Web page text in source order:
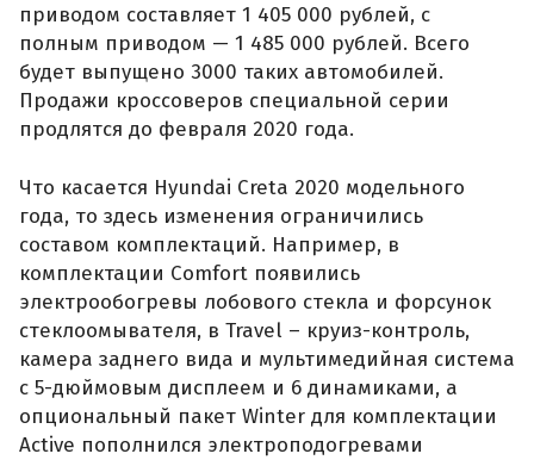
приводом составляет 1 405 000 рублей, с
полным приводом — 1 485 000 рублей. Всего
будет выпущено 3000 таких автомобилей.
Продажи кроссоверов специальной серии
продлятся до февраля 2020 года.
Что касается Hyundai Creta 2020 модельного
года, то здесь изменения ограничились
составом комплектаций. Например, в
комплектации Comfort появились
электрообогревы лобового стекла и форсунок
стеклоомывателя, в Travel – круиз-контроль,
камера заднего вида и мультимедийная система
с 5-дюймовым дисплеем и 6 динамиками, а
опциональный пакет Winter для комплектации
Active пополнился электроподогревами